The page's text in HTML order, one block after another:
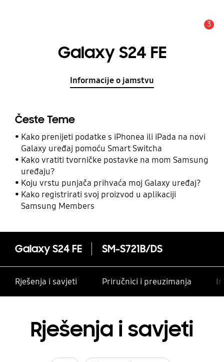
3
Galaxy S24 FE
Informacije o jamstvu
Česte Teme
Kako prenijeti podatke s iPhonea ili iPada na novi
Galaxy uređaj pomoću Smart Switcha
Kako vratiti tvorničke postavke na mom Samsung
uređaju?
Koju vrstu punjača prihvaća moj Galaxy uređaj?
Kako registrirati svoj proizvod u aplikaciji
Samsung Members
Galaxy S24 FE SM-S721B/DS
Rješenja i savjeti Priručnici i preuzimanja
Rješenja i savjeti